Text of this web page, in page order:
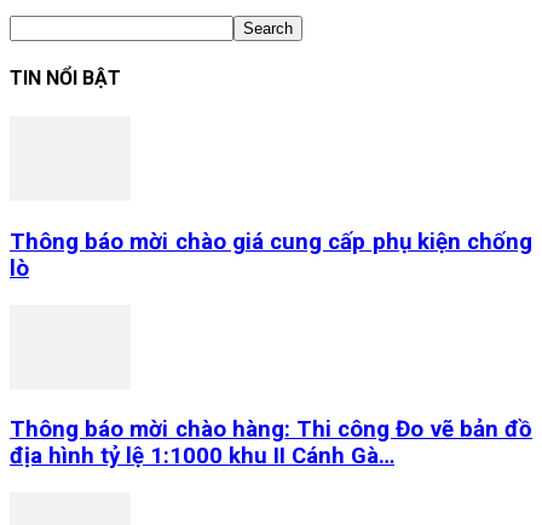
TIN NỔI BẬT
Thông báo mời chào giá cung cấp phụ kiện chống
lò
Thông báo mời chào hàng: Thi công Đo vẽ bản đồ
địa hình tỷ lệ 1:1000 khu II Cánh Gà…